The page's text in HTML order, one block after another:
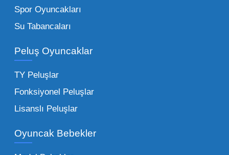
Bu kategorideki küçük oyuncaklar toptan
alımlarda çok düşük maliyetlerle yüksek
adetli stok yapmanıza olanak tanır. Özellikle
sürpriz paketler ve figürler, çocukların
harçlıklarıyla kolayca alabildiği ürünlerdir.
Çocuk Oyuncakları Toptan Seçenekleri:
Bebeklik döneminden ergenliğe kadar geniş
toptan tedariği yaparken, piyasadaki en son
Spor Oyuncakları
Su Tabancaları
Peluş Oyuncaklar
TY Peluşlar
Fonksiyonel Peluşlar
Lisanslı Peluşlar
Oyuncak Bebekler